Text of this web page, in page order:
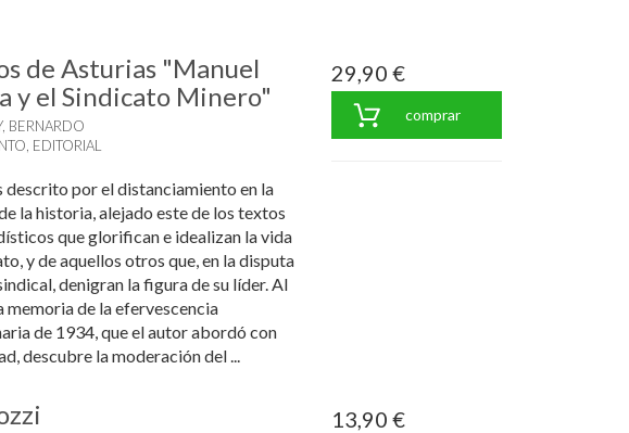
de Asturias "Manuel
y el Sindicato Minero"
BERNARDO
EDITORIAL
descrito por el distanciamiento en la
la historia, alejado este de los textos
que glorifican e idealizan la vida
y de aquellos otros que, en la disputa
denigran la figura de su líder. Al
memoria de la efervescencia
de 1934, que el autor abordó con
descubre la moderación del ...
29,90 €
comprar
13,90 €